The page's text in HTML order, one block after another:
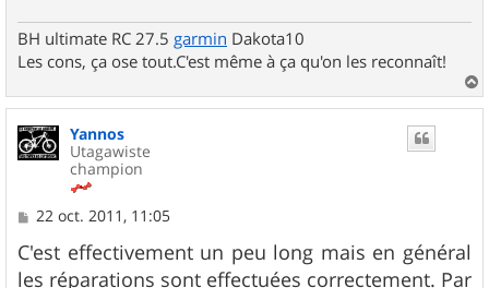
BH ultimate RC 27.5 garmin Dakota10
Les cons, ça ose tout.C'est même à ça qu'on les reconnaît!
a
u
Yannos
Utagawiste
champion
M
s
s
a
22 oct. 2011, 11:05
C'est effectivement un peu long mais en général
les réparations sont effectuées correctement. Par